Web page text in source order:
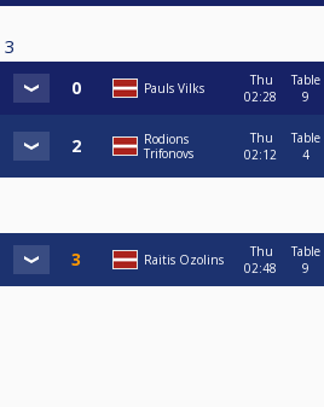
3
Pauls Vilks
Thu
02:28
Table
9
Rodions
Trifonovs
Thu
02:12
Table
4
Raitis Ozolins
Thu
02:48
Table
9